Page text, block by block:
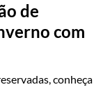
de
com
conheça